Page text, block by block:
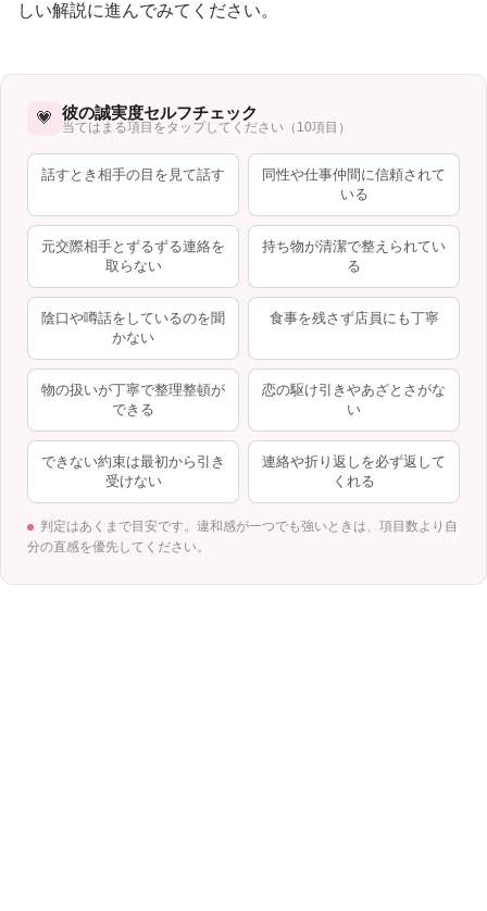
しい解説に進んでみてください。
💗 彼の誠実度セルフチェック
当てはまる項目をタップしてください（10項目）
話すとき相手の目を見て話す
同性や仕事仲間に信頼されて
いる
元交際相手とずるずる連絡を
取らない
持ち物が清潔で整えられてい
る
陰口や噂話をしているのを聞
かない
食事を残さず店員にも丁寧
物の扱いが丁寧で整理整頓が
できる
恋の駆け引きやあざとさがな
い
できない約束は最初から引き
受けない
連絡や折り返しを必ず返して
くれる
判定はあくまで目安です。違和感が一つでも強いときは、項目数より自
分の直感を優先してください。